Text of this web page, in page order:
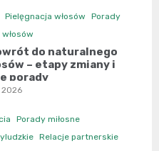
Pielęgnacja włosów
Porady
do naturalnego
– etapy zmiany i
porady
2026
Porady miłosne
Relacje partnerskie